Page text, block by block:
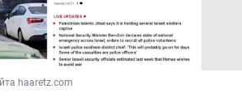
haaretz.com